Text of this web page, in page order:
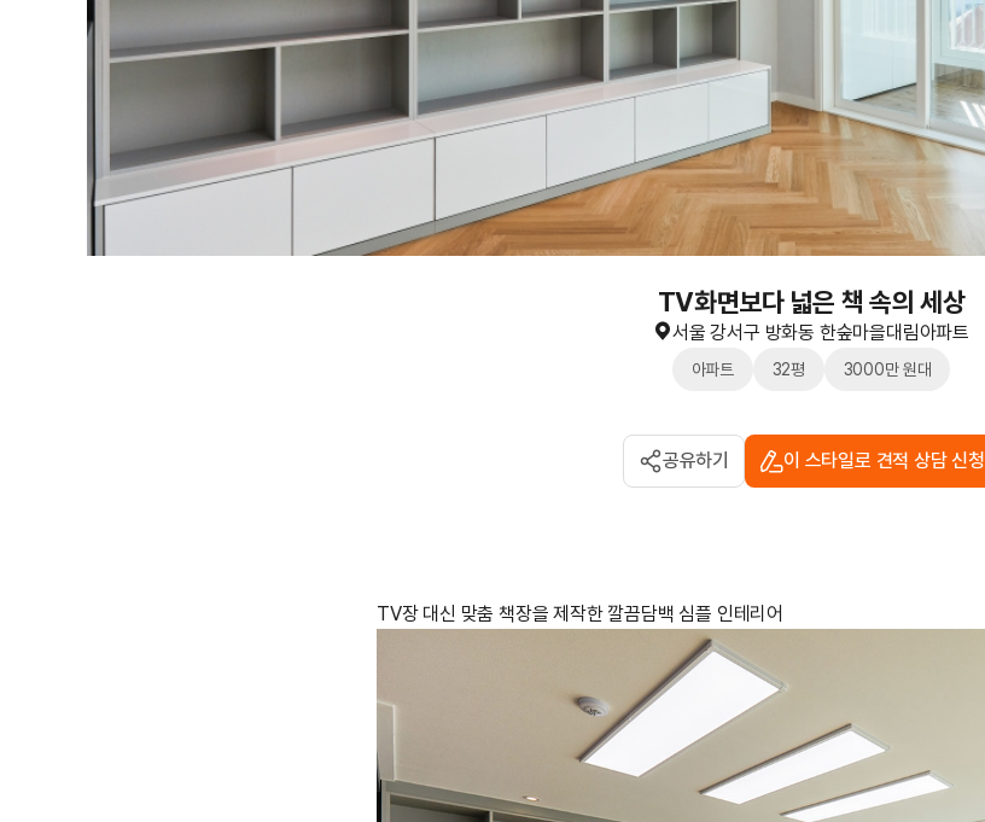
TV화면보다 넓은 책 속의 세상
서울 강서구 방화동 한숲마을대림아파트
아파트 32평 3000만 원대
공유하기 이 스타일로 견적 상담 신청
TV장 대신 맞춤 책장을 제작한 깔끔담백 심플 인테리어